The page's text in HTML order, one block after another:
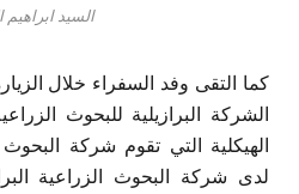
السيد ابراهيم
كما التقى وفد السفراء خلال